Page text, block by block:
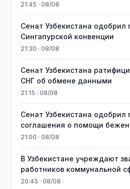
21:45 · 08/08
Сенат Узбекистана одобрил
Сингапурской конвенции
21:30 · 08/08
Сенат Узбекистана
СНГ об обмене данными
21:15 · 08/08
Сенат Узбекистана одобрил
соглашения о помощи
21:00 · 08/08
В Узбекистане учреждают
работников коммунальной
20:45 · 08/08